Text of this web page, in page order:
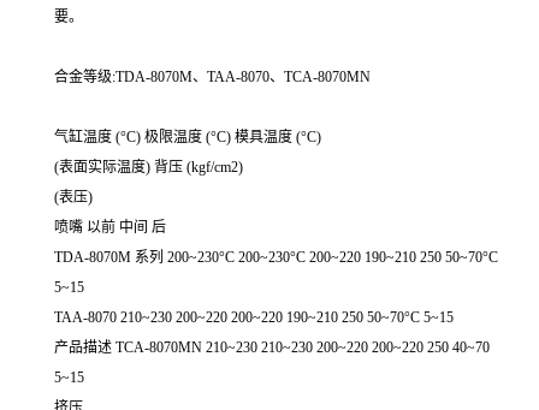
要。
合金等级:TDA-8070M、TAA-8070、TCA-8070MN
气缸温度 (°C) 极限温度 (°C) 模具温度 (°C)
(表面实际温度) 背压 (kgf/cm2)
(表压)
喷嘴 以前 中间 后
TDA-8070M 系列 200~230°C 200~230°C 200~220 190~210 250 50~70°C
5~15
TAA-8070 210~230 200~220 200~220 190~210 250 50~70°C 5~15
产品描述 TCA-8070MN 210~230 210~230 200~220 200~220 250 40~70
5~15